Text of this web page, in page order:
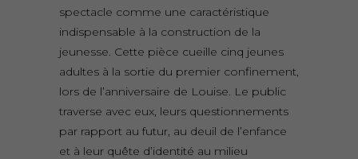
spectacle comme une caractéristique
indispensable à la construction de la
jeunesse. Cette pièce cueille cinq jeunes
adultes à la sortie du premier confinement,
lors de l’anniversaire de Louise. Le public
traverse avec eux, leurs questionnements
par rapport au futur, au deuil de l’enfance
et à leur quête d’identité au milieu